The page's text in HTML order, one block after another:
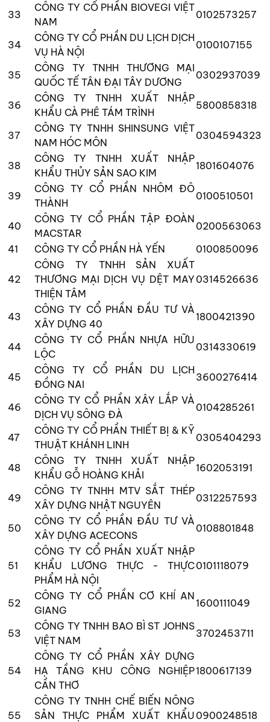
33
CÔNG TY CỔ PHẦN BIOVEGI VIỆT
NAM
0102573257
34
CÔNG TY CỔ PHẦN DU LỊCH DỊCH
VỤ HÀ NỘI
0100107155
35
CÔNG TY TNHH THƯƠNG MẠI
QUỐC TẾ TÂN ĐẠI TÂY DƯƠNG
0302937039
36
CÔNG TY TNHH XUẤT NHẬP
KHẨU CÀ PHÊ TÁM TRÌNH
5800858318
37
CÔNG TY TNHH SHINSUNG VIỆT
NAM HÓC MÔN
0304594323
38
CÔNG TY TNHH XUẤT NHẬP
KHẨU THỦY SẢN SAO KIM
1801604076
39
CÔNG TY CỔ PHẦN NHÔM ĐÔ
THÀNH
0100510501
40
CÔNG TY CỔ PHẦN TẬP ĐOÀN
MACSTAR
0200563063
41
CÔNG TY CỔ PHẦN HÀ YẾN 0100850096
42
CÔNG TY TNHH SẢN XUẤT
THƯƠNG MẠI DỊCH VỤ DỆT MAY
THIỆN TÂM
0314526636
43
CÔNG TY CỔ PHẦN ĐẦU TƯ VÀ
XÂY DỰNG 40
1800421390
44
CÔNG TY CỔ PHẦN NHỰA HỮU
LỘC
0314330619
45
CÔNG TY CỔ PHẦN DU LỊCH
ĐỒNG NAI
3600276414
46
CÔNG TY CỔ PHẦN XÂY LẮP VÀ
DỊCH VỤ SÔNG ĐÀ
0104285261
47
CÔNG TY CỔ PHẦN THIẾT BỊ & KỸ
THUẬT KHÁNH LINH
0305404293
48
CÔNG TY TNHH XUẤT NHẬP
KHẨU GỖ HOÀNG KHẢI
1602053191
49
CÔNG TY TNHH MTV SẮT THÉP
XÂY DỰNG NHẬT NGUYÊN
0312257593
50
CÔNG TY CỔ PHẦN ĐẦU TƯ VÀ
XÂY DỰNG ACECONS
0108801848
51
CÔNG TY CỔ PHẦN XUẤT NHẬP
KHẨU LƯƠNG THỰC - THỰC
PHẨM HÀ NỘI
0101118079
52
CÔNG TY CỔ PHẦN CƠ KHÍ AN
GIANG
1600111049
53
CÔNG TY TNHH BAO BÌ ST JOHNS
VIỆT NAM
3702453711
54
CÔNG TY CỔ PHẦN XÂY DỰNG
HẠ TẦNG KHU CÔNG NGHIỆP
CẦN THƠ
1800617139
55
CÔNG TY TNHH CHẾ BIẾN NÔNG
SẢN THỰC PHẨM XUẤT KHẨU 0900248518